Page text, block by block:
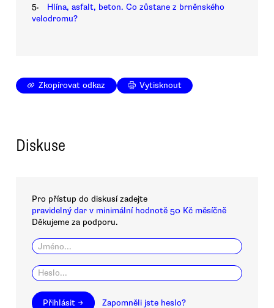
5.
Hlína, asfalt, beton. Co zůstane z brněnského
velodromu?
Zkopírovat odkaz Vytisknout
Diskuse
Pro přístup do diskusí zadejte
pravidelný dar v minimální hodnotě 50 Kč měsíčně
Děkujeme za podporu.
Přihlásit → Zapomněli jste heslo?